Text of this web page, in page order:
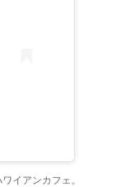
イアンカフェ。